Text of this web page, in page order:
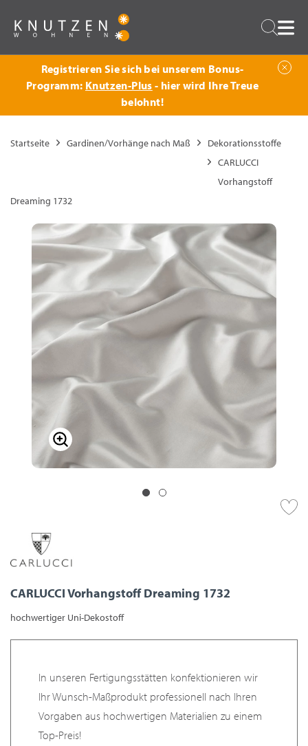
Zurück
Registrieren Sie sich bei unserem Bonus-
Programm: Knutzen-Plus - hier wird Ihre Treue
belohnt!
Startseite Gardinen/Vorhänge nach Maß
Dekorationsstoffe
CARLUCCI
Vorhangstoff
Dreaming 1732
CARLUCCI Vorhangstoff Dreaming 1732
hochwertiger Uni-Dekostoff
In unseren Fertigungsstätten konfektionieren wir
Ihr Wunsch-Maßprodukt professionell nach Ihren
Vorgaben aus hochwertigen Materialien zu einem
Top-Preis!